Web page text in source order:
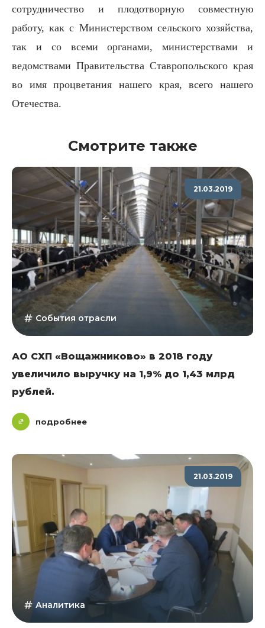
сотрудничество и плодотворную совместную
работу, как с Министерством сельского хозяйства,
так и со всеми органами, министерствами и
ведомствами Правительства Ставропольского края
во имя процветания нашего края, всего нашего
Отечества.
Смотрите также
21.03.2019
События отрасли
АО СХП «Вощажниково» в 2018 году
увеличило выручку на 1,9% до 1,43 млрд
рублей.
подробнее
21.03.2019
Аналитика